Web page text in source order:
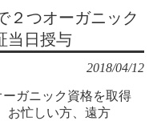
２つオーガニック
当日授与
2018/04/12
ガニック資格を取得
お忙しい方、遠方